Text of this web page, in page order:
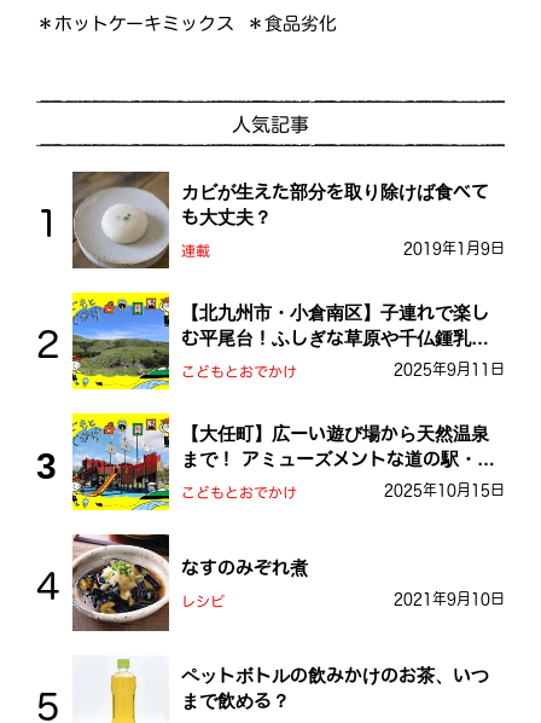
＊ホットケーキミックス ＊食品劣化
人気記事
カビが生えた部分を取り除けば食べて
も大丈夫？
連載 2019年1月9日
【北九州市・小倉南区】子連れで楽し
む平尾台！ふしぎな草原や千仏鍾乳洞
を探検しよう！
こどもとおでかけ 2025年9月11日
【大任町】広ーい遊び場から天然温泉
まで！ アミューズメントな道の駅・お
おとう桜街道
こどもとおでかけ 2025年10月15日
なすのみぞれ煮
レシピ 2021年9月10日
ペットボトルの飲みかけのお茶、いつ
まで飲める？